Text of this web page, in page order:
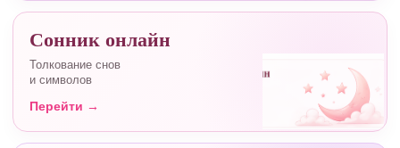
Сонник онлайн
Толкование снов
и символов
Перейти →